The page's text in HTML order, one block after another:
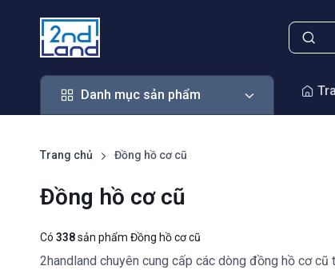
Danh mục sản phẩm
Danh mục sản phẩm
Trang chủ Đồng hồ cơ cũ
Đồng hồ cơ cũ
Có 338sản phẩm Đồng hồ cơ cũ
2handland chuyên cung cấp các dòng đồng hồ cơ